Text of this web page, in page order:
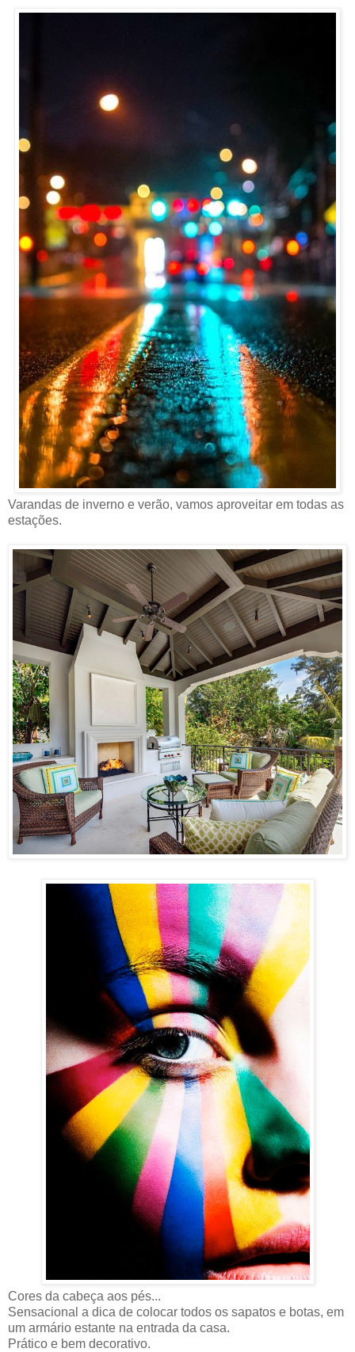
Varandas de inverno e verão, vamos aproveitar em todas as
estações.
Cores da cabeça aos pés...
Sensacional a dica de colocar todos os sapatos e botas, em
um armário estante na entrada da casa.
Prático e bem decorativo.